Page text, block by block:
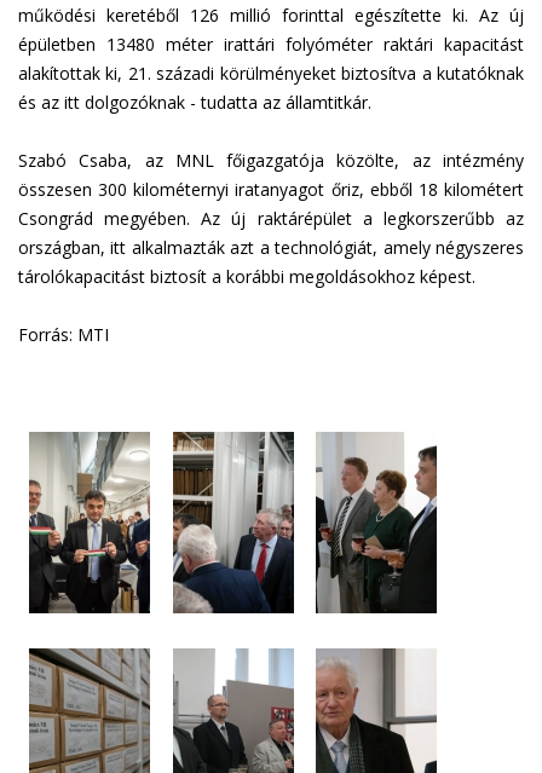
működési keretéből 126 millió forinttal egészítette ki. Az új
épületben 13480 méter irattári folyóméter raktári kapacitást
alakítottak ki, 21. századi körülményeket biztosítva a kutatóknak
és az itt dolgozóknak - tudatta az államtitkár.
Szabó Csaba, az MNL főigazgatója közölte, az intézmény
összesen 300 kilométernyi iratanyagot őriz, ebből 18 kilométert
Csongrád megyében. Az új raktárépület a legkorszerűbb az
országban, itt alkalmazták azt a technológiát, amely négyszeres
tárolókapacitást biztosít a korábbi megoldásokhoz képest.
Forrás: MTI